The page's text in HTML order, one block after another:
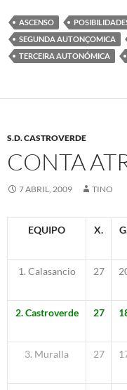
ASCENSO
SEGUNDA AUTONÇOMICA
TERCEIRA AUTONÓMICA
S.D. CASTROVERDE
CONTA
7 ABRIL, 2009 TINO
EQUIPO X.
1. Calasancio 27
2. Castroverde 27
3. Muralla 27